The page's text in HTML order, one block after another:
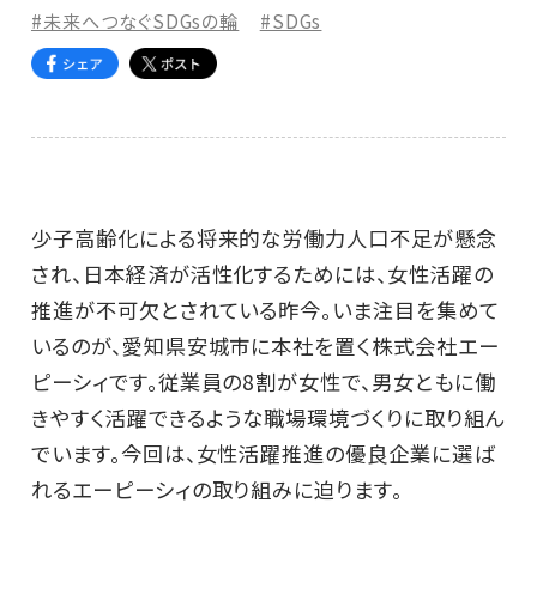
#未来へつなぐSDGsの輪 #SDGs
少子高齢化による将来的な労働力人口不足が懸念
され、日本経済が活性化するためには、女性活躍の
推進が不可欠とされている昨今。いま注目を集めて
いるのが、愛知県安城市に本社を置く株式会社エー
ピーシィです。従業員の8割が女性で、男女ともに働
きやすく活躍できるような職場環境づくりに取り組ん
でいます。今回は、女性活躍推進の優良企業に選ば
れるエーピーシィの取り組みに迫ります。